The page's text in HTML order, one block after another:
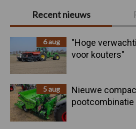
Primaire
Sidebar
Recent nieuws
6 aug
"Hoge
voor kouters"
5 aug
Nieuwe
pootcombinatie